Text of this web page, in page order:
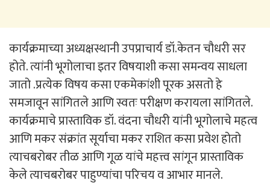
कार्यक्रमाच्या अध्यक्षस्थानी उपप्राचार्य डॉ.केतन चौधरी सर
होते. त्यांनी भूगोलाचा इतर विषयाशी कसा समन्वय साधला
जातो .प्रत्येक विषय कसा एकमेकांशी पूरक असतो हे
समजावून सांगितले आणि स्वतः परीक्षण करायला सांगितले.
कार्यक्रमाचे प्रास्ताविक डॉ. वंदना चौधरी यांनी भूगोलाचे महत्व
आणि मकर संक्रांत सूर्याचा मकर राशित कसा प्रवेश होतो
त्याचबरोबर तीळ आणि गूळ यांचे महत्त्व सांगून प्रास्ताविक
केले त्याचबरोबर पाहुण्यांचा परिचय व आभार मानले.